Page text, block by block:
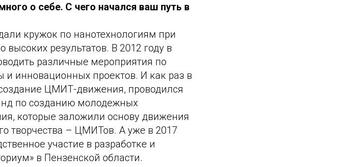
о себе. С чего начался ваш путь в
кружок по нанотехнологиям при
результатов. В 2012 году в
различные мероприятия по
инновационных проектов. И как раз в
ЦМИТ-движения, проводился
по созданию молодежных
которые заложили основу движения
творчества – ЦМИТов. А уже в 2017
участие в разработке и
в Пензенской области.